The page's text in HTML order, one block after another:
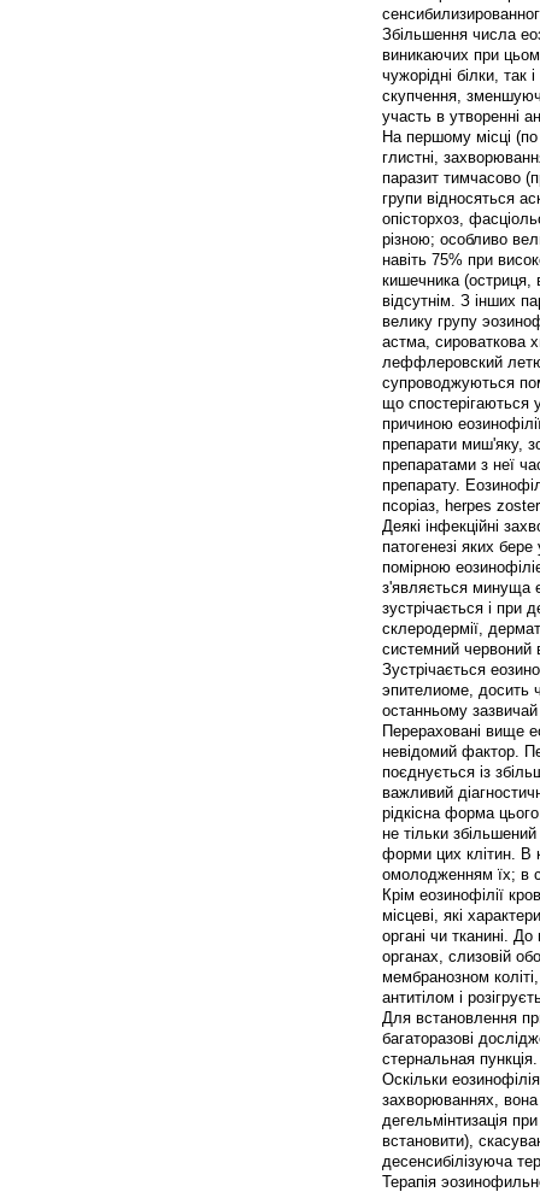
Збільшення числа
виникаючих при
чужорідні білки, так
скупчення,
участь в утворенні
На першому місці (по
глистні,
паразит тимчасово
групи відносяться
опісторхоз,
різною; особливо
навіть 75% при
кишечника (остриця,
відсутнім. З інших
велику групу
астма, сироваткова
леффлеровский
супроводжуються
що спостерігаються
причиною
препарати миш'яку,
препаратами з неї
препарату.
псоріаз, herpes
Деякі інфекційні
патогенезі яких
помірною
з'являється минуща
зустрічається і при
склеродермії,
системний червоний
Зустрічається
эпителиоме, досить
останньому
Перераховані вище
невідомий фактор.
поєднується із
важливий
рідкісна форма
не тільки
форми цих клітин. В
омолодженням їх; в
Крім еозинофілії
місцеві, які
органі чи тканині.
органах, слизовій
мембранозном
антитілом і
Для встановлення
багаторазові
стернальная пункція.
Оскільки
захворюваннях, вона
дегельмінтизація
встановити),
десенсибілізуюча
Терапія